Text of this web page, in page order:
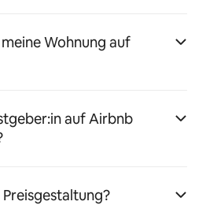
Wohnung auf
auf Airbnb